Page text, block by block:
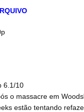
6.1/10
o massacre em
estão tentando